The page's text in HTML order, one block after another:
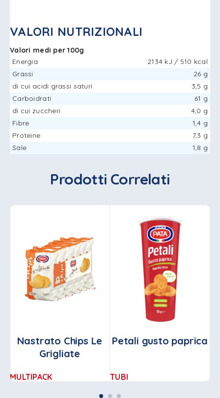
VALORI NUTRIZIONALI
Valori medi per 100g
Energia
2134 kJ / 510 kcal
Grassi
26 g
di cui acidi grassi saturi
3,5 g
Carboidrati
61 g
di cui zuccheri
4,0 g
Fibre
1,4 g
Proteine
7,3 g
Sale
1,8 g
Prodotti Correlati
Nastrato Chips Le
Grigliate
MULTIPACK
Petali gusto paprica
TUBI